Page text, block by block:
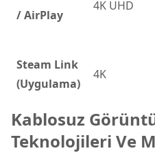
/ AirPlay
4K UHD
Steam Link
(Uygulama)
4K
Kablosuz
Teknolojileri Ve